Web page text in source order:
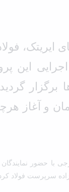
فولاد
این
و آغاز
با حضور
سرپرست فولاد